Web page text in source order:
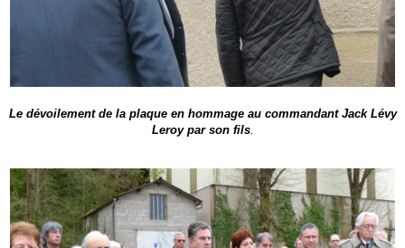
Le dévoilement de la plaque en hommage au commandant Jack Lévy
Leroy par son fils.